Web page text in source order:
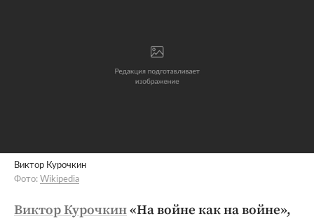
Виктор Курочкин
Фото: Wikipedia
Виктор Курочкин«На войне как на войне»,